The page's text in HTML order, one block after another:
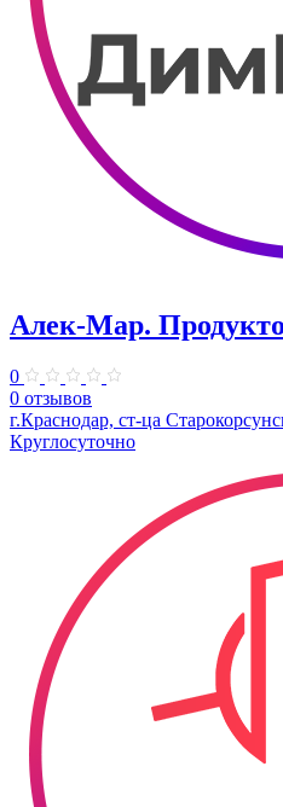
Алек-Мар.
0
0 отзывов
г.Краснодар, ст-ца
Круглосуточно